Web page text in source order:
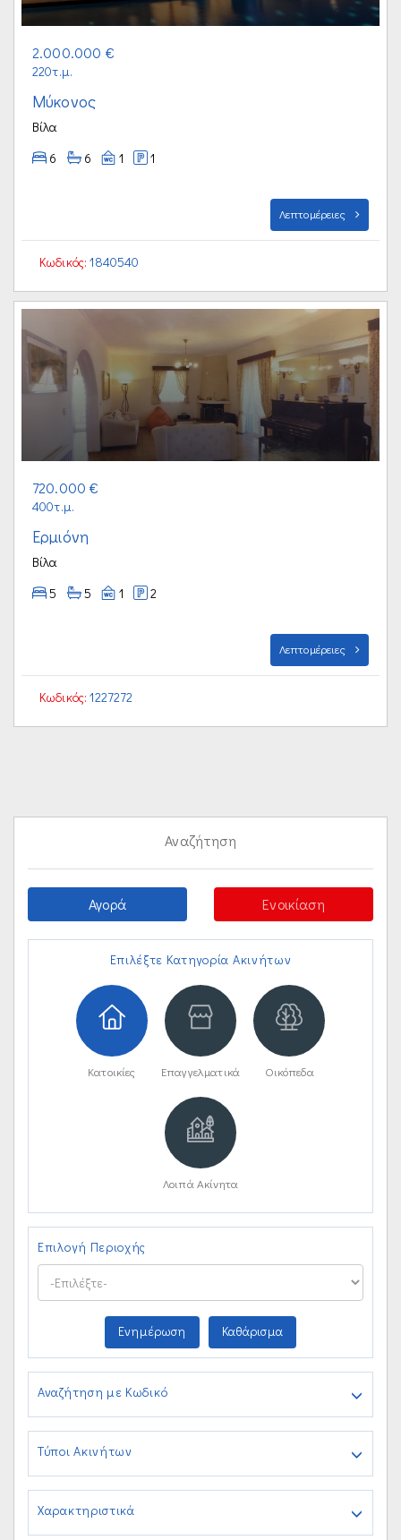
2.000.000 €
220τ.μ.
Μύκονος
Βίλα
6
6 1 1
Λεπτομέρειες
Κωδικός: 1840540
720.000 €
400τ.μ.
Ερμιόνη
Βίλα
5
5 1 2
Λεπτομέρειες
Κωδικός: 1227272
Αναζήτηση
Αγορά Ενοικίαση
Επιλέξτε Κατηγορία Ακινήτων
Κατοικίες Επαγγελματικά Οικόπεδα
Λοιπά Ακίνητα
Επιλογή Περιοχής
Ενημέρωση Καθάρισμα
Αναζήτηση με Κωδικό
Τύποι Ακινήτων
Χαρακτηριστικά